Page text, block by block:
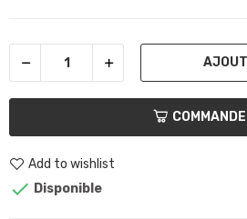
Add to wishlist
 Disponible